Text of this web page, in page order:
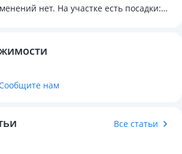
нет. На участке есть посадки:
ямой и летняя кухня, пол бетонный. В
Хороший подьездной путь,
щебнем. торг реальному
нам
Все статьи